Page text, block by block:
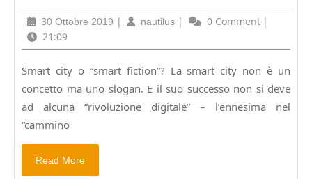
city.
La
“città
nell’era
digitale.
Pagine
40,
3,50
30 Ottobre 2019 30
2019
| nautilusnautilus
| 0 Comment |
21:09
Smart city o “smart fiction”? La smart city non è un
concetto ma uno slogan. E il suo successo non si deve
ad alcuna “rivoluzione digitale” – l’ennesima nel
“cammino
Read More
More